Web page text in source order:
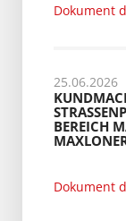
Dokument
25.06.2026
EREICH
Dokument